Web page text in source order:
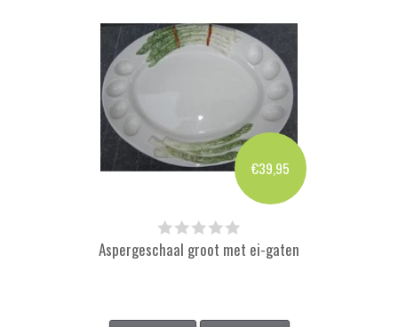
€39,95
Aspergeschaal groot met ei-gaten